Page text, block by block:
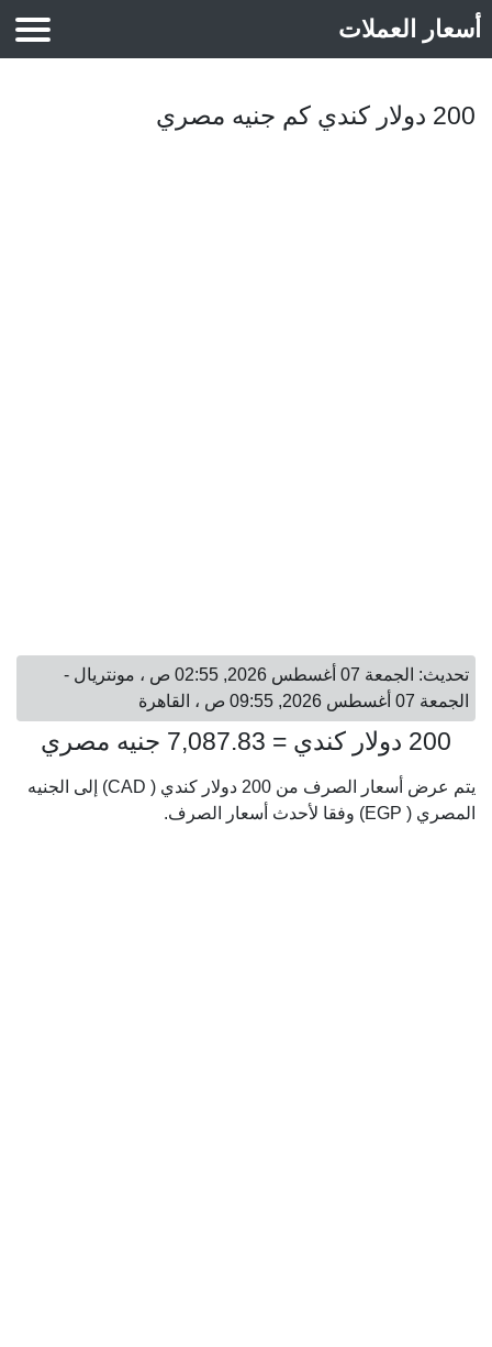
أسعار العملات
200 دولار كندي كم جنيه مصري
تحديث: الجمعة 07 أغسطس 2026, 02:55 ص ، مونتريال -
الجمعة 07 أغسطس 2026, 09:55 ص ، القاهرة
200 دولار كندي = 7,087.83 جنيه مصري
يتم عرض أسعار الصرف من 200 دولار كندي ( CAD) إلى الجنيه
المصري ( EGP) وفقا لأحدث أسعار الصرف.